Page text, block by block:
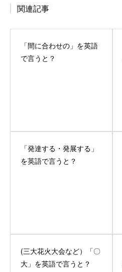
関連記事
「間に合わせの」を英語
で言うと？
「発達する・発展する」
を英語で言うと？
(三大花火大会など）「〇
大」を英語で言うと？